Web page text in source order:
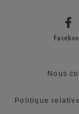
Nous
Politique